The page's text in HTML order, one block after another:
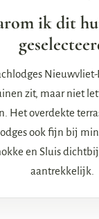
ik dit
zit, maar niet
Het overdekte
ook fijn bij
en Sluis
aantrekkelijk.